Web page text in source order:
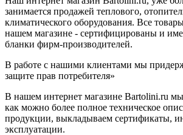
занимается продажей теплового,
климатического оборудования. Все
нашем магазине - сертифицированы и
бланки фирм-производителей.
В работе с нашими клиентами мы
защите прав потребителя»
В нашем интернет магазине Bartolini.ru мы
как можно более полное техническое
продукции, выкладываем сертификаты,
эксплуатации.